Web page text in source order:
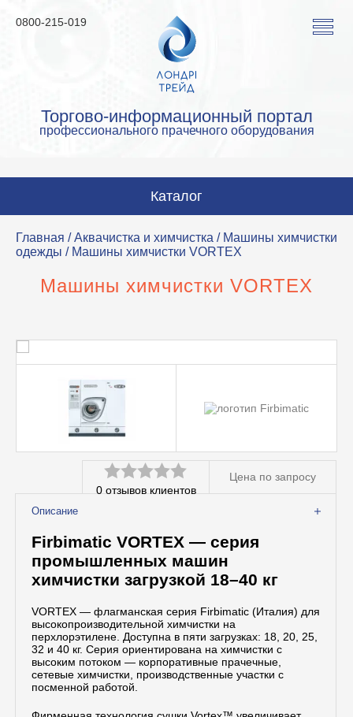
Торгово-информационный портал
профессионального прачечного оборудования
0800-215-019
Каталог
Стиральные машины
Сушильные машины
Гладильные машины
Аквачистка и химчистка
Вспомогательное оборудование
Профессиональная химия
Главная /Аквачистка и химчистка / Машины химчистки
одежды / Машины химчистки VORTEX
Машины химчистки VORTEX
Оценка
из
5
0отзывов клиентов
Цена по запросу
Описание
Firbimatic VORTEX — серия
промышленных машин
химчистки загрузкой 18–40 кг
VORTEX — флагманская серия Firbimatic (Италия) для
высокопроизводительной химчистки на
перхлорэтилене. Доступна в пяти загрузках: 18, 20, 25,
32 и 40 кг. Серия ориентирована на химчистки с
высоким потоком — корпоративные прачечные,
сетевые химчистки, производственные участки с
посменной работой.